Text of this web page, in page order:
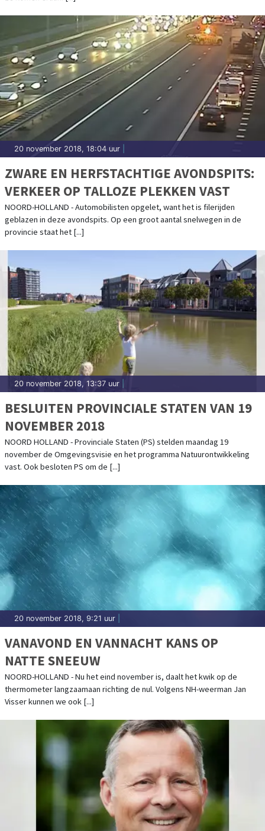
20 november 2018, 18:04 uur
ZWARE EN HERFSTACHTIGE AVONDSPITS:
VERKEER OP TALLOZE PLEKKEN VAST
NOORD-HOLLAND - Automobilisten opgelet, want het is filerijden
geblazen in deze avondspits. Op een groot aantal snelwegen in de
provincie staat het [...]
20 november 2018, 13:37 uur
BESLUITEN PROVINCIALE STATEN VAN 19
NOVEMBER 2018
NOORD HOLLAND - Provinciale Staten (PS) stelden maandag 19
november de Omgevingsvisie en het programma Natuurontwikkeling
vast. Ook besloten PS om de [...]
20 november 2018, 9:21 uur
VANAVOND EN VANNACHT KANS OP
NATTE SNEEUW
NOORD-HOLLAND - Nu het eind november is, daalt het kwik op de
thermometer langzaamaan richting de nul. Volgens NH-weerman Jan
Visser kunnen we ook [...]